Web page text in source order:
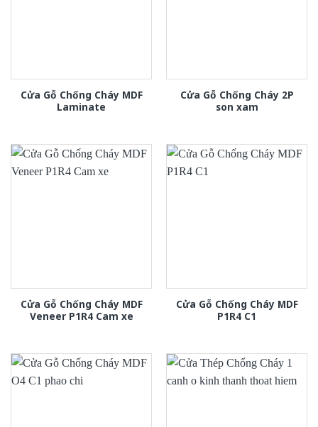
Cửa Gỗ Chống Cháy MDF
Laminate
Cửa Gỗ Chống Cháy 2P
son xam
Cửa Gỗ Chống Cháy MDF
Veneer P1R4 Cam xe
Cửa Gỗ Chống Cháy MDF
P1R4 C1